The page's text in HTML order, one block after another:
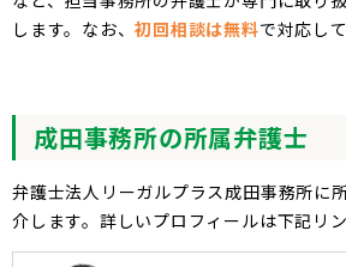
します。なお、初回相談は無料で対応し
成田事務所の所属弁護士
弁護士法人リーガルプラス成田事務所に
介します。詳しいプロフィールは下記リ